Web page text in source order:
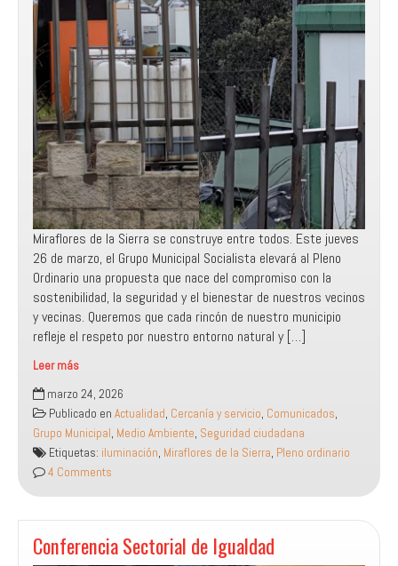
Miraflores de la Sierra se construye entre todos. Este jueves
26 de marzo, el Grupo Municipal Socialista elevará al Pleno
Ordinario una propuesta que nace del compromiso con la
sostenibilidad, la seguridad y el bienestar de nuestros vecinos
y vecinas. Queremos que cada rincón de nuestro municipio
refleje el respeto por nuestro entorno natural y […]
Leer más
Luz
más
eficiente
y
segura
para
nuestro
entorno:
Moción
para
marzo 24, 2026
Publicado en Actualidad, Cercanía y servicio, Comunicados,
Grupo Municipal, Medio Ambiente, Seguridad ciudadana
Etiquetas: iluminación, Miraflores de la Sierra, Pleno ordinario
4 Comments
Conferencia Sectorial de Igualdad